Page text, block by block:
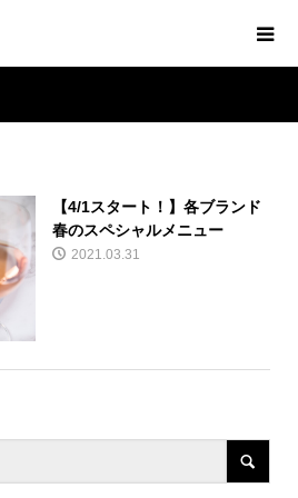
【4/1スタート！】各ブランド
春のスペシャルメニュー
2021.03.31